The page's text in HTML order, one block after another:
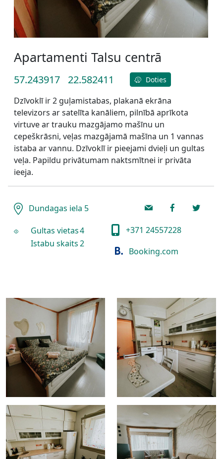
Apartamenti Talsu centrā
57.243917 22.582411 Doties
Dzīvoklī ir 2 guļamistabas, plakanā ekrāna
televizors ar satelīta kanāliem, pilnībā aprīkota
virtuve ar trauku mazgājamo mašīnu un
cepeškrāsni, veļas mazgājamā mašīna un 1 vannas
istaba ar vannu. Dzīvoklī ir pieejami dvieļi un gultas
veļa. Papildu privātumam naktsmītnei ir privāta
ieeja.
Dundagas iela 5
Gultas vietas4
Istabu skaits2
+371 24557228
Booking.com